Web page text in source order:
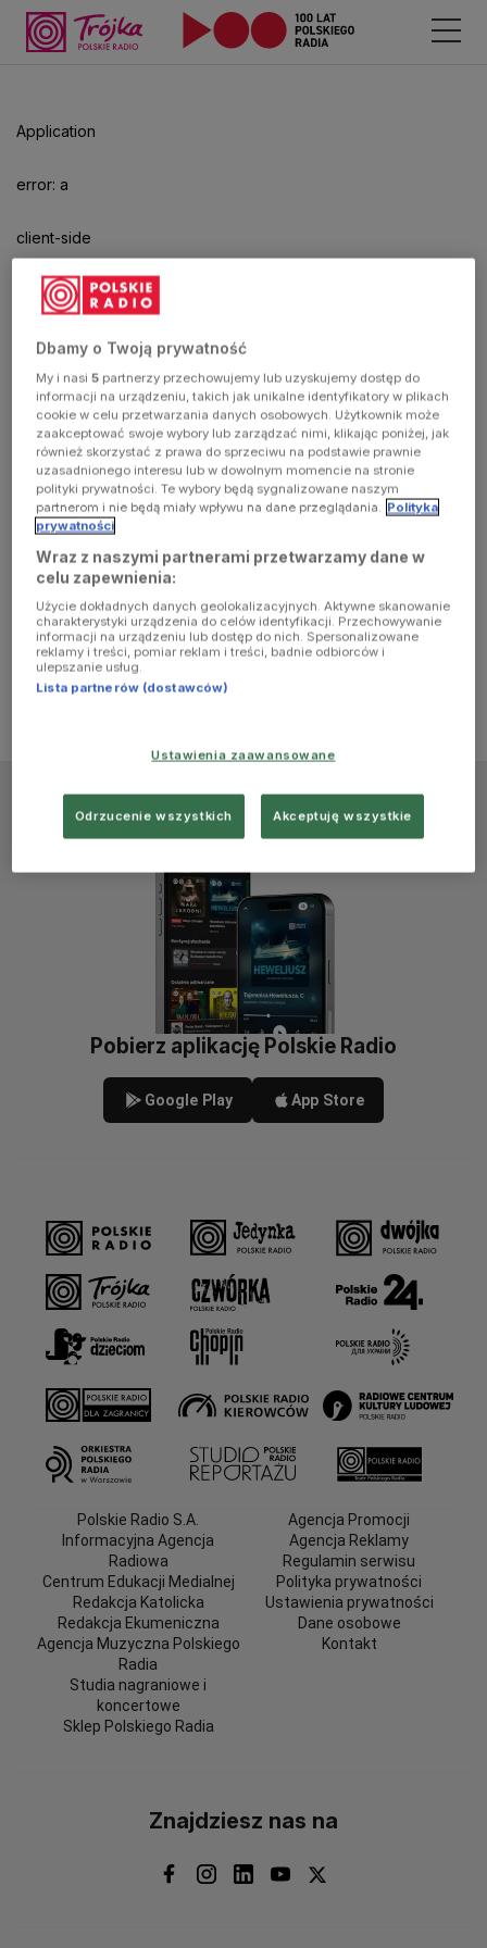
Application
error: a
client-side
exception
has
occurred
(see the
browser
console for
more
information)
Pobierz aplikację Polskie Radio
Google Play App Store
Polskie Radio S.A.
Informacyjna Agencja
Radiowa
Centrum Edukacji Medialnej
Redakcja Katolicka
Redakcja Ekumeniczna
Agencja Muzyczna Polskiego
Radia
Studia nagraniowe i
koncertowe
Sklep Polskiego Radia
Agencja Promocji
Agencja Reklamy
Regulamin serwisu
Polityka prywatności
Ustawienia prywatności
Dane osobowe
Kontakt
Znajdziesz nas na
Dbamy o Twoją prywatność
My i nasi5 partnerzy przechowujemy lub uzyskujemy dostęp do
informacji na urządzeniu, takich jak unikalne identyfikatory w plikach
cookie w celu przetwarzania danych osobowych. Użytkownik może
zaakceptować swoje wybory lub zarządzać nimi, klikając poniżej, jak
również skorzystać z prawa do sprzeciwu na podstawie prawnie
uzasadnionego interesu lub w dowolnym momencie na stronie
polityki prywatności. Te wybory będą sygnalizowane naszym
partnerom i nie będą miały wpływu na dane przeglądania. Polityka
prywatności
Wraz z naszymi partnerami przetwarzamy dane w
celu zapewnienia:
Użycie dokładnych danych geolokalizacyjnych. Aktywne skanowanie
charakterystyki urządzenia do celów identyfikacji. Przechowywanie
informacji na urządzeniu lub dostęp do nich. Spersonalizowane
reklamy i treści, pomiar reklam i treści, badnie odbiorców i
ulepszanie usług.
Lista partnerów (dostawców)
Ustawienia zaawansowane
Odrzucenie wszystkich Akceptuję wszystkie